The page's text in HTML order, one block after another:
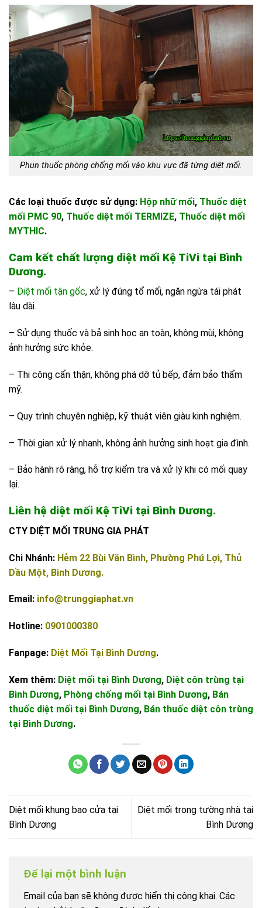
Phun thuốc phòng chống mối vào khu vực đã từng diệt mối.
Các loại thuốc được sử dụng: Hộp nhữ mối, Thuốc diệt
mối PMC 90, Thuốc diệt mối TERMIZE, Thuốc diệt mối
MYTHIC.
Cam kết chất lượng diệt mối Kệ TiVi tại Bình
Dương.
– Diệt mối tận gốc, xử lý đúng tổ mối, ngăn ngừa tái phát
lâu dài.
– Sử dụng thuốc và bả sinh học an toàn, không mùi, không
ảnh hưởng sức khỏe.
– Thi công cẩn thận, không phá dỡ tủ bếp, đảm bảo thẩm
mỹ.
– Quy trình chuyên nghiệp, kỹ thuật viên giàu kinh nghiệm.
– Thời gian xử lý nhanh, không ảnh hưởng sinh hoạt gia đình.
– Bảo hành rõ ràng, hỗ trợ kiểm tra và xử lý khi có mối quay
lại.
Liên hệ diệt mối Kệ TiVi tại Bình Dương.
CTY DIỆT MỐI TRUNG GIA PHÁT
Chi Nhánh: Hẻm 22 Bùi Văn Bình, Phường Phú Lợi, Thủ
Dầu Một, Bình Dương.
Email: info@trunggiaphat.vn
Hotline: 0901000380
Fanpage: Diệt Mối Tại Bình Dương.
Xem thêm: Diệt mối tại Bình Dương, Diệt côn trùng tại
Bình Dương, Phòng chống mối tại Bình Dương, Bán
thuốc diệt mối tại Bình Dương, Bán thuốc diệt côn trùng
tại Bình Dương.
Diệt mối khung bao cửa tại
Bình Dương
Diệt mối trong tường nhà tại
Bình Dương
Để lại một bình luận
Email của bạn sẽ không được hiển thị công khai. Các